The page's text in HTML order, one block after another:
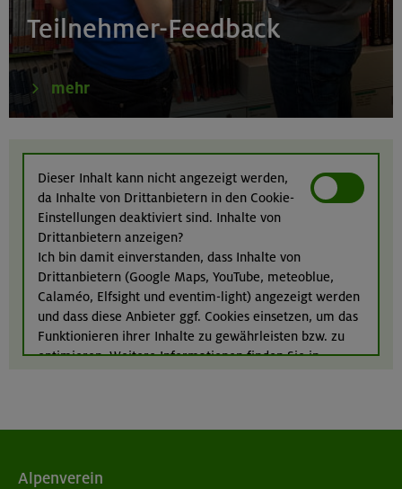
Klettertreff indoor
München
Kitzbüheler Alpen
22./23.08.26
Bouldern für Einsteiger indoor
München
Teilnehmer-Feedback
mehr
Dieser Inhalt kann nicht angezeigt werden,
da Inhalte von Drittanbietern in den Cookie-
Einstellungen deaktiviert sind. Inhalte von
Drittanbietern anzeigen?
Ich bin damit einverstanden, dass Inhalte von
Drittanbietern (Google Maps, YouTube, meteoblue,
Calaméo, Elfsight und eventim-light) angezeigt werden
und dass diese Anbieter ggf. Cookies einsetzen, um das
Funktionieren ihrer Inhalte zu gewährleisten bzw. zu
optimieren. Weitere Informationen finden Sie in
Alpenverein